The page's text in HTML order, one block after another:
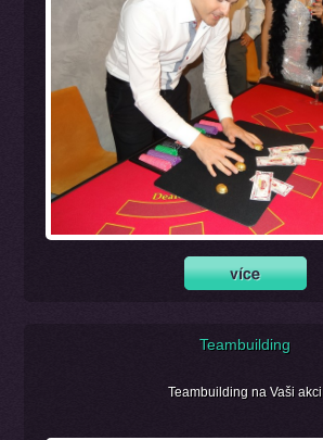
Teambuilding
Teambuilding na Vaši akci